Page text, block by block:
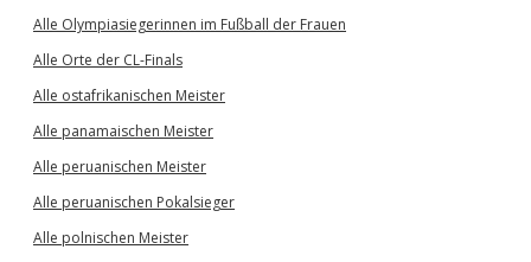
Alle Olympiasiegerinnen im Fußball der Frauen
Alle Orte der CL-Finals
Alle ostafrikanischen Meister
Alle panamaischen Meister
Alle peruanischen Meister
Alle peruanischen Pokalsieger
Alle polnischen Meister